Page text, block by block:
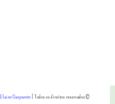
Elaine Gaspareto| Todos os direitos reservados ©